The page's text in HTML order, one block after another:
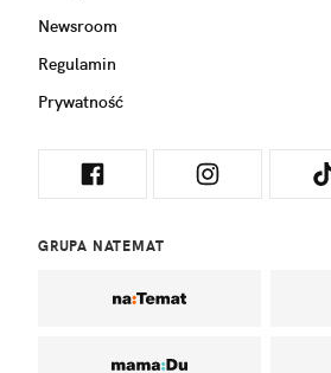
Newsroom
Regulamin
Prywatność
GRUPA NATEMAT